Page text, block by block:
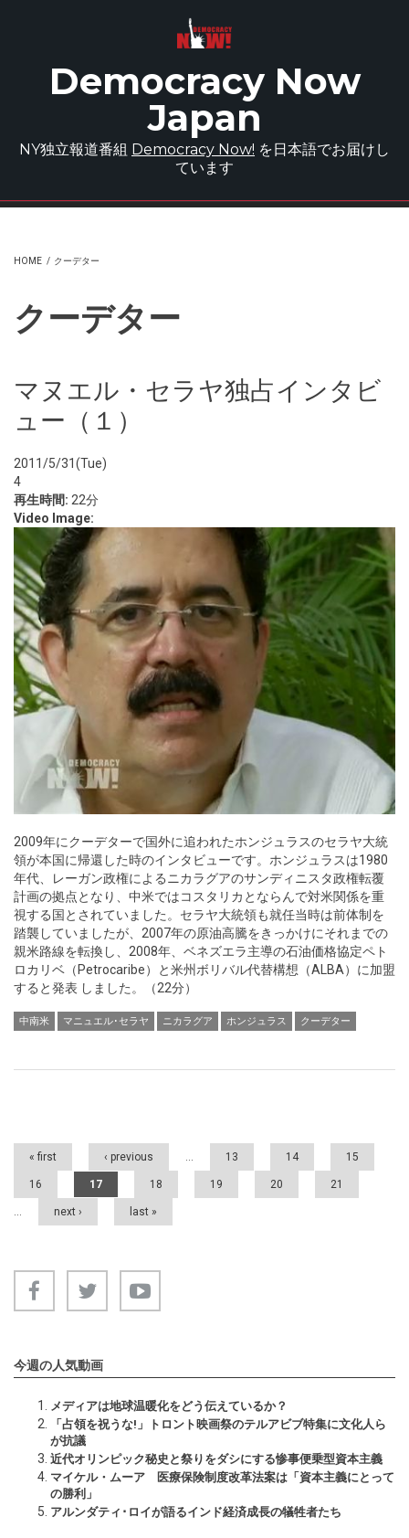
Democracy Now
Japan
NY独立報道番組 Democracy Now! を日本語でお届けし
ています
HOME / クーデター
クーデター
マヌエル・セラヤ独占インタビ
ュー（１）
2011/5/31(Tue)
4
再生時間: 22分
Video Image:
2009年にクーデターで国外に追われたホンジュラスのセラヤ大統
領が本国に帰還した時のインタビューです。ホンジュラスは1980
年代、レーガン政権によるニカラグアのサンディニスタ政権転覆
計画の拠点となり、中米ではコスタリカとならんで対米関係を重
視する国とされていました。セラヤ大統領も就任当時は前体制を
踏襲していましたが、2007年の原油高騰をきっかけにそれまでの
親米路線を転換し、2008年、ベネズエラ主導の石油価格協定ペト
ロカリベ（Petrocaribe）と米州ボリバル代替構想（ALBA）に加盟
すると発表 しました。（22分）
中南米 マニュエル･セラヤ ニカラグア ホンジュラス クーデター
Pages
« first ‹ previous 13 14 15
16 17 18 19 20 21
next › last »
今週の人気動画
メディアは地球温暖化をどう伝えているか？
「占領を祝うな!」トロント映画祭のテルアビブ特集に文化人ら
が抗議
近代オリンピック秘史と祭りをダシにする惨事便乗型資本主義
マイケル・ムーア 医療保険制度改革法案は「資本主義にとって
の勝利」
アルンダティ･ロイが語るインド経済成長の犠牲者たち